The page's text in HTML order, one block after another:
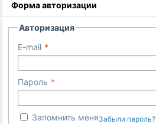
Форма авторизации
Авторизация
E-mail
Пароль
Запомнить меняЗабыли пароль?